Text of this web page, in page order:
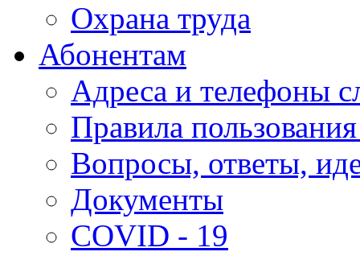
Охрана труда
Абонентам
Адреса и телефоны
Правила
Вопросы, ответы,
Документы
COVID - 19